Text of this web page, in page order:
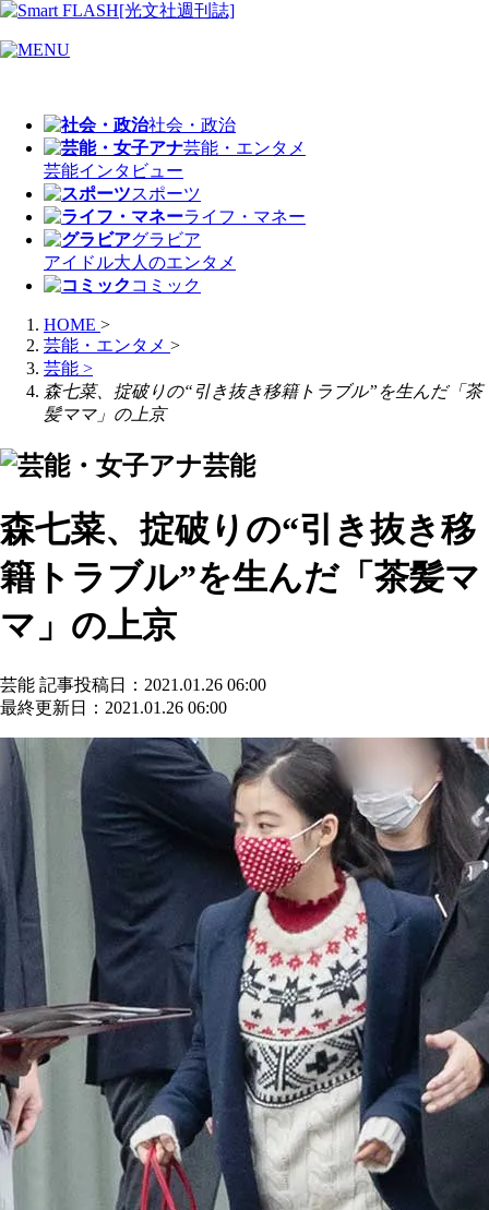
社会・政治
芸能・エンタメ
芸能インタビュー
スポーツ
ライフ・マネー
グラビア
アイドル大人のエンタメ
コミック
HOME >
芸能・エンタメ >
芸能 >
森七菜、掟破りの“引き抜き移籍トラブル”を生んだ「茶
髪ママ」の上京
芸能
森七菜、掟破りの“引き抜き移
籍トラブル”を生んだ「茶髪マ
マ」の上京
芸能 記事投稿日：2021.01.26 06:00
最終更新日：2021.01.26 06:00